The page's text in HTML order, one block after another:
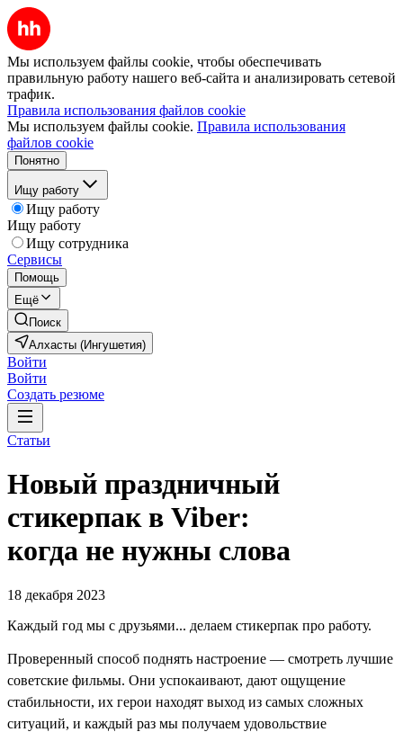
Мы используем файлы cookie, чтобы обеспечивать
правильную работу нашего веб-сайта и анализировать сетевой
трафик.
Правила использования файлов cookie
Мы используем файлы cookie. Правила использования
файлов cookie
Понятно
Ищу работу
Ищу работу
Ищу работу
Ищу сотрудника
Сервисы
Помощь
Ещё
Поиск
Алхасты (Ингушетия)
Войти
Войти
Создать резюме
Статьи
Новый праздничный
стикерпак в Viber:
когда не нужны слова
18 декабря 2023
Каждый год мы с друзьями... делаем стикерпак про работу.
Проверенный способ поднять настроение — смотреть лучшие
советские фильмы. Они успокаивают, дают ощущение
стабильности, их герои находят выход из самых сложных
ситуаций, и каждый раз мы получаем удовольствие